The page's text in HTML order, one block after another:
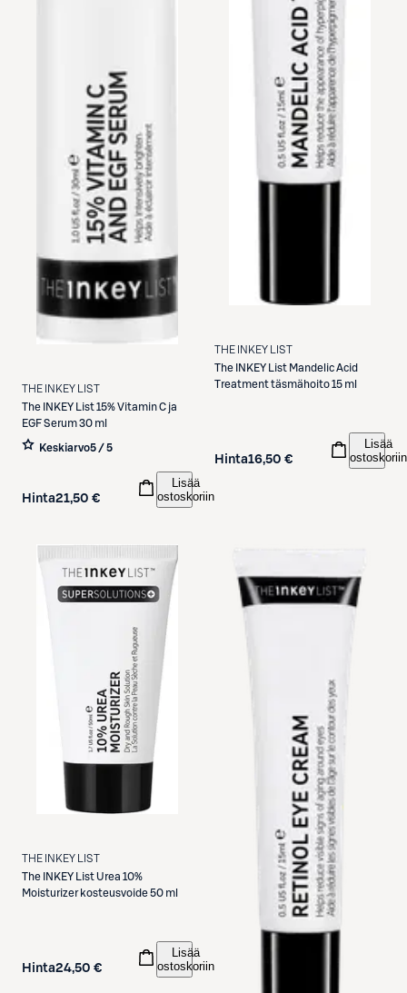
THE INKEY LIST
The INKEY List15% Vitamin C ja
EGF Serum 30 ml
Keskiarvo5 / 5
Hinta21,50 €
Lisää
ostoskoriin
THE INKEY LIST
The INKEY List Mandelic Acid
Treatment täsmähoito 15 ml
Hinta16,50 €
Lisää
ostoskoriin
THE INKEY LIST
The INKEY ListUrea 10%
Moisturizer kosteusvoide 50 ml
Hinta24,50 €
Lisää
ostoskoriin